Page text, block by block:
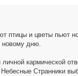
птицы и цветы пьют
новому дню.
кармической
Странники